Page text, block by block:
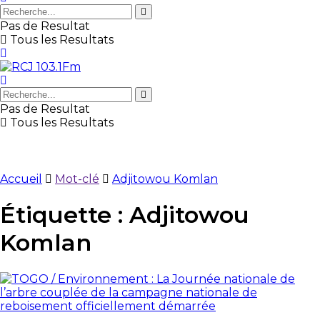
Pas de Resultat
Tous les Resultats
Pas de Resultat
Tous les Resultats
Accueil Mot-clé Adjitowou Komlan
Étiquette : Adjitowou
Komlan